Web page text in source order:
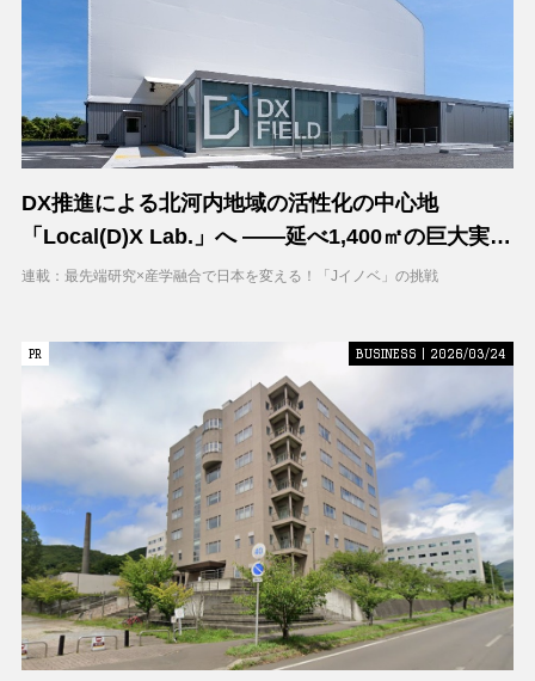
DX推進による北河内地域の活性化の中心地
「Local(D)X Lab.」へ ――延べ1,400㎡の巨大実証
空間で地域DXに挑む 大阪工業大学 DXフィールド
連載：最先端研究×産学融合で日本を変える！「Jイノベ」の挑戦
PR
PR BUSINESS | 2026/03/24